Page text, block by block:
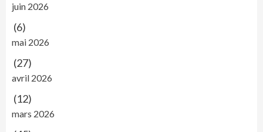
juin 2026
(6)
mai 2026
(27)
avril 2026
(12)
mars 2026